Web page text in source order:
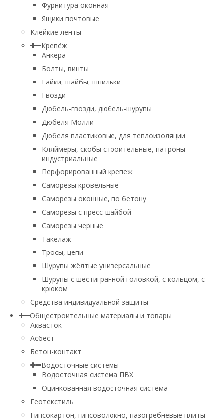
Фурнитура оконная
Ящики почтовые
Клейкие ленты
Крепёж
Анкера
Болты, винты
Гайки, шайбы, шпильки
Гвозди
Дюбель-гвозди, дюбель-шурупы
Дюбеля Молли
Дюбеля пластиковые, для теплоизоляции
Кляймеры, скобы строительные, патроны
индустриальные
Перфорированный крепеж
Саморезы кровельные
Саморезы оконные, по бетону
Саморезы с пресс-шайбой
Саморезы черные
Такелаж
Тросы, цепи
Шурупы жёлтые универсальные
Шурупы с шестигранной головкой, с кольцом, с
крюком
Средства индивидуальной защиты
Общестроительные материалы и товары
Аквасток
Асбест
Бетон-контакт
Водосточные системы
Водосточная система ПВХ
Оцинкованная водосточная система
Геотекстиль
Гипсокартон, гипсоволокно, пазогребневые плиты